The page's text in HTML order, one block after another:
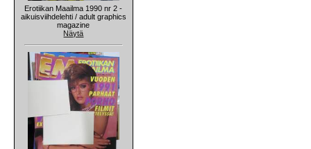
Erotiikan Maailma 1990 nr 2 -
aikuisviihdelehti / adult graphics
magazine
Näytä